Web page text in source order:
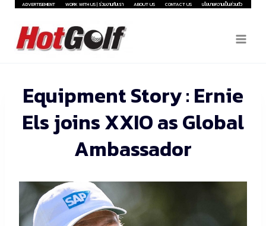
Skip
content
ADVERTISEMENT WORK WITH US | ร่วมงานกับเรา ABOUT US CONTACT US นโยบายความเป็นส่วนตัว
Equipment Story : Ernie
Els joins XXIO as Global
Ambassador